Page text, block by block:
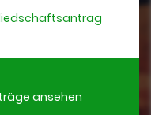
ansehen